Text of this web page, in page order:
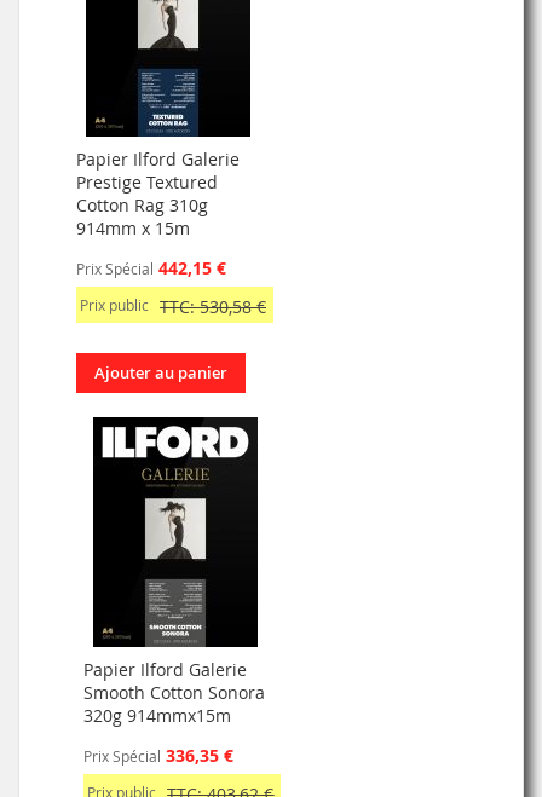
Papier Ilford Galerie
Prestige Textured
Cotton Rag 310g
914mm x 15m
Prix Spécial 442,15 €
Prix public TTC: 530,58 €
Ajouter au panier
Papier Ilford Galerie
Smooth Cotton Sonora
320g 914mmx15m
Prix Spécial 336,35 €
Prix public